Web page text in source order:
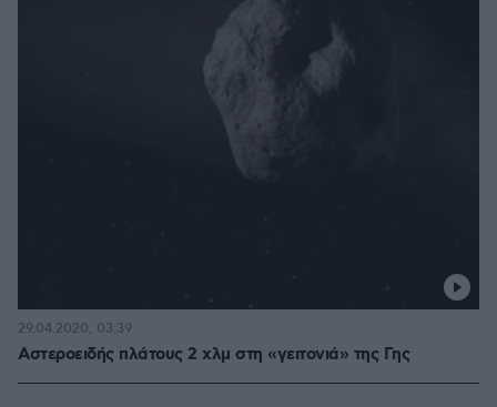
Αστεροειδής πλάτους 2 χλμ στη «γειτονιά» της Γης
29.04.2020, 03:39